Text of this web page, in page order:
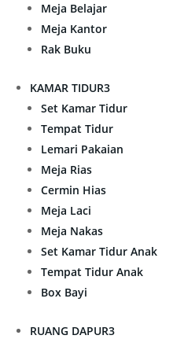
Meja Belajar
Meja Kantor
Rak Buku
KAMAR TIDUR3
Set Kamar Tidur
Tempat Tidur
Lemari Pakaian
Meja Rias
Cermin Hias
Meja Laci
Meja Nakas
Set Kamar Tidur Anak
Tempat Tidur Anak
Box Bayi
RUANG DAPUR3